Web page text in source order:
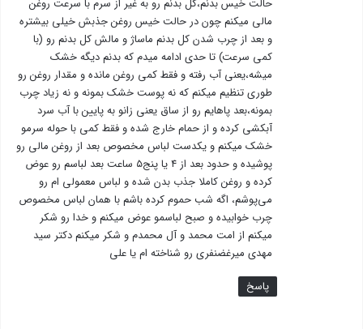
حالت خیس بدنم،کل بدنم رو به غیر از سرم با سرعت روغن
مالی میکنم چون در حالت خیس روغن جذبش خیلی بیشتره
و بعد از چرب شدن کل بدنم ماساژ و مالش کل بدنم رو (با
کمی سرعت) تا حدی ادامه میدم که بدنم دیگه خشک
میشه،یعنی آب رفته و فقط کمی روغن مانده و مقدار روغن رو
طوری تنظیم میکنم که نه پوست خشک بمونه و نه زیاد چرب
بمونه،بعد پاهایم رو از ساق یعنی زانو به پایین با آب سرد
آبکشی کرده و از حمام خارج شده و فقط کمی با حوله سرمو
خشک میکنم و یکدست لباس مخصوص بعد از روغن مالی رو
پوشیده و حدود بعد از ۴ یا پنج۵ ساعت بعد لباسم رو عوض
کرده و روغن کاملا جذب بدن شده و لباس معمولی ام رو
می‌پوشم، اگه شب حموم کرده باشم با همان لباس مخصوص
چرب خوابیده و صبح لباسمو عوض میکنم و خدا رو شکر
میکنم از امت محمد و آل محمدم و شکر میکنم دکتر سید
مهدی میرغضنفری رو شناخته ام یا علی
پاسخ